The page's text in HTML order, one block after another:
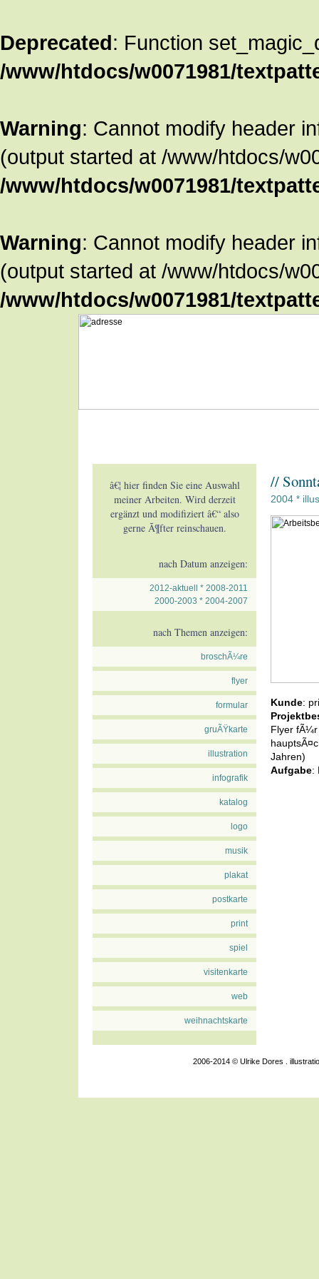
Deprecated: Function
/www/htdocs/w0071981/
Warning: Cannot modify header
(output started at /www/htdocs/
/www/htdocs/w0071981/
Warning: Cannot modify header
(output started at /www/htdocs/
/www/htdocs/w0071981/
â€¦ hier finden Sie eine Auswahl
meiner Arbeiten. Wird derzeit
ergänzt und modifiziert â€“ also
gerne Ã¶fter reinschauen.
nach Datum anzeigen:
2012-aktuell * 2008-2011
2000-2003 * 2004-2007
nach Themen anzeigen:
broschÃ¼re
flyer
formular
gruÃŸkarte
illustration
infografik
katalog
logo
musik
plakat
postkarte
print
spiel
visitenkarte
web
weihnachtskarte
//
2004 *
Kunde:
Flyer
Jahren)
Aufgabe:
2006-2014 © Ulrike Dores .